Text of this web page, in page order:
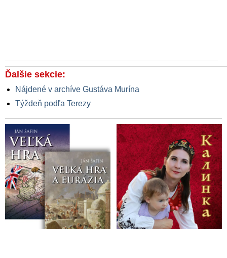
Ďalšie sekcie:
Nájdené v archíve Gustáva Murína
Týždeň podľa Terezy